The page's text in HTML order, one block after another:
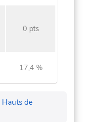
0 pts
17,4 %
Hauts de